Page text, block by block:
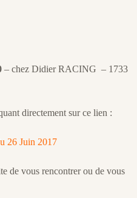
– chez Didier RACING – 1733
directement sur ce lien :
26 Juin 2017
de vous rencontrer ou de vous